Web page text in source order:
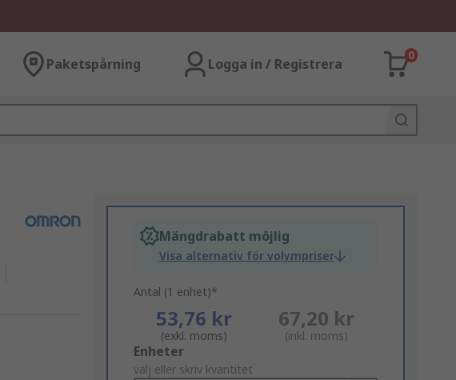
Paketspårning Logga in / Registrera
0
Mängdrabatt möjlig
Visa alternativ för volympriser
Antal (1 enhet)*
53,76 kr
(exkl. moms)
67,20 kr
(inkl. moms)
Add
to
Enheter
välj eller skriv kvantitet